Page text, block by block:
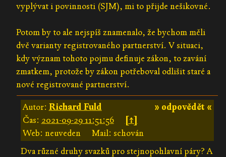
vyplývat i povinnosti (SJM), mi to přijde nešikovné.
Potom by to ale nejspíš znamenalo, že bychom měli
dvě varianty registrovaného partnerství. V situaci,
kdy význam tohoto pojmu definuje zákon, to zavání
zmatkem, protože by zákon potřeboval odlišit staré a
nové registrované partnerství.
» odpovědět «
Autor: Richard Fuld
Čas: 2021-09-29 11:51:56
[↑]
Web: neuveden
Mail: schován
Dva různé druhy svazků pro stejnopohlavní páry? A